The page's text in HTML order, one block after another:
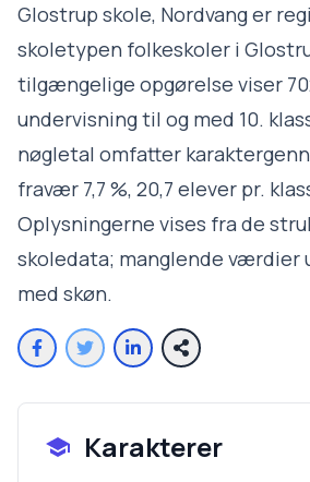
Glostrup skole, Nordvang er
skoletypen folkeskoler i
tilgængelige opgørelse viser
undervisning til og med 10.
nøgletal omfatter
fravær 7,7 %, 20,7 elever pr.
Oplysningerne vises fra de
skoledata; manglende værdier
med skøn.
Karakterer